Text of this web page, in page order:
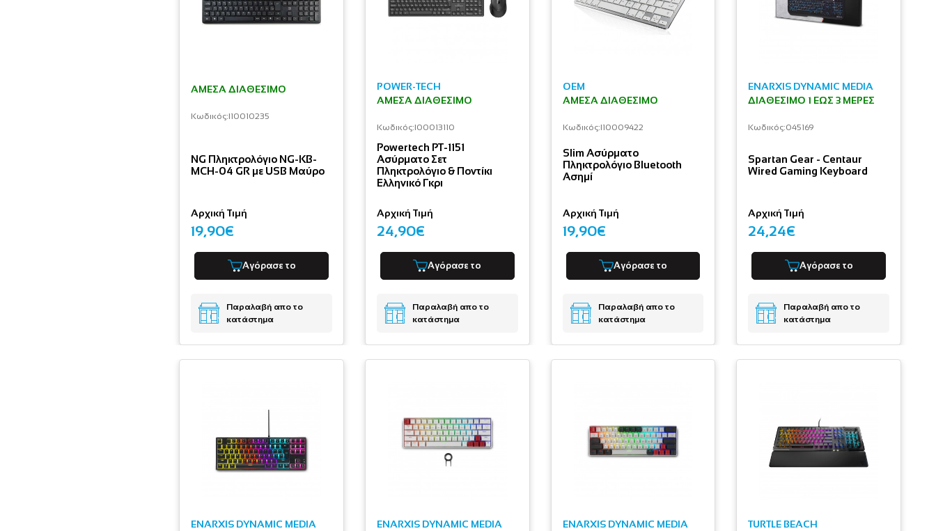
ΆΜΕΣΑ ΔΙΑΘΈΣΙΜΟ
Κωδικός:I10010235
NG Πληκτρολόγιο NG-KB-
MCH-04 GR με USB Μαύρο
Αρχική Τιμή
19,90€
Αγόρασε το
Παραλαβή απο το
κατάστημα
POWER-TECH
ΆΜΕΣΑ ΔΙΑΘΈΣΙΜΟ
Κωδικός:I00013110
Powertech PT-1151
Ασύρματο Σετ
Πληκτρολόγιο & Ποντίκι
Ελληνικό Γκρι
Αρχική Τιμή
24,90€
Αγόρασε το
Παραλαβή απο το
κατάστημα
OEM
ΆΜΕΣΑ ΔΙΑΘΈΣΙΜΟ
Κωδικός:I10009422
Slim Ασύρματο
Πληκτρολόγιο Bluetooth
Ασημί
Αρχική Τιμή
19,90€
Αγόρασε το
Παραλαβή απο το
κατάστημα
ENARXIS DYNAMIC MEDIA
ΔΙΑΘΈΣΙΜΟ 1 ΕΩΣ 3 ΜΈΡΕΣ
Κωδικός:045169
Spartan Gear - Centaur
Wired Gaming Keyboard
Αρχική Τιμή
24,24€
Αγόρασε το
Παραλαβή απο το
κατάστημα
ENARXIS DYNAMIC MEDIA
ENARXIS DYNAMIC MEDIA
ENARXIS DYNAMIC MEDIA
TURTLE BEACH